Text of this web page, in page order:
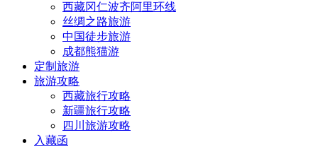
西藏冈仁波齐阿里环线
丝绸之路旅游
中国徒步旅游
成都熊猫游
定制旅游
旅游攻略
西藏旅行攻略
新疆旅行攻略
四川旅游攻略
入藏函